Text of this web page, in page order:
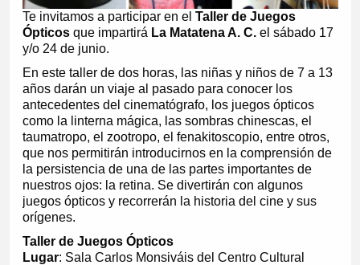
Te invitamos a participar en el Taller de Juegos
Ópticosque impartirá La Matatena A. C.el sábado 17
y/o 24 de junio.
En este taller de dos horas, las niñas y niños de 7 a 13
años darán un viaje al pasado para conocer los
antecedentes del cinematógrafo, los juegos ópticos
como la linterna mágica, las sombras chinescas, el
taumatropo, el zootropo, el fenakitoscopio, entre otros,
que nos permitirán introducirnos en la comprensión de
la persistencia de una de las partes importantes de
nuestros ojos: la retina. Se divertirán con algunos
juegos ópticos y recorrerán la historia del cine y sus
orígenes.
Taller de Juegos Ópticos
Lugar: Sala Carlos Monsiváis del Centro Cultural